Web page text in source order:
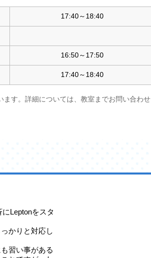
17:40～18:40
16:50～17:50
17:40～18:40
す。詳細については、教室までお問い合わせ
Leptonをスタ
かりと対応し
習い事がある